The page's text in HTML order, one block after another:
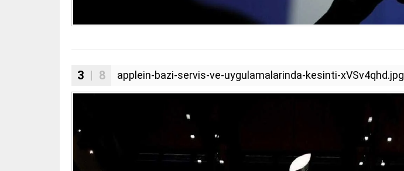
3 | 8 applein-bazi-servis-ve-uygulamalarinda-kesinti-xVSv4qhd.jpg